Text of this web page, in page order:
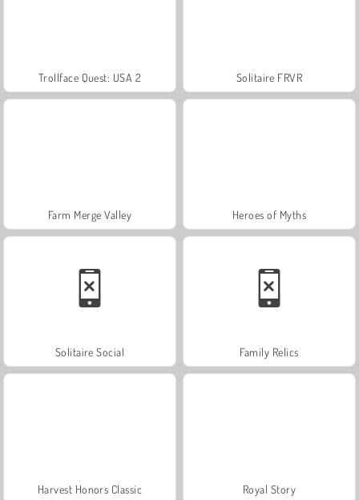
Trollface Quest: USA 2 Solitaire FRVR
Farm Merge Valley Heroes of Myths
Solitaire Social Family Relics
Harvest Honors Classic Royal Story